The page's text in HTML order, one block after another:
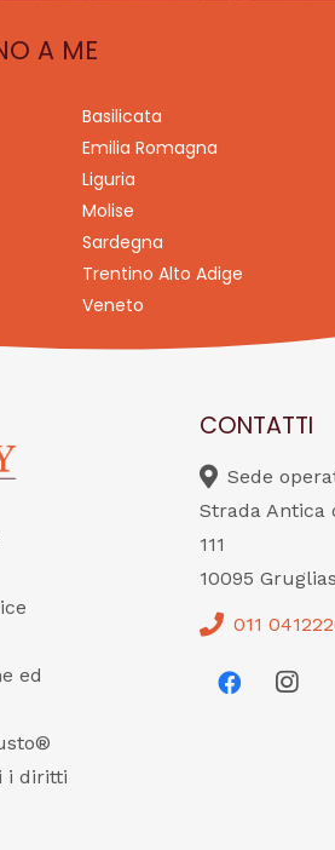
A ME
Basilicata
Emilia Romagna
Liguria
Molise
Sardegna
Trentino Alto Adige
Veneto
ed
i diritti
CONTATTI
Sede
Strada Antica
111
10095
011